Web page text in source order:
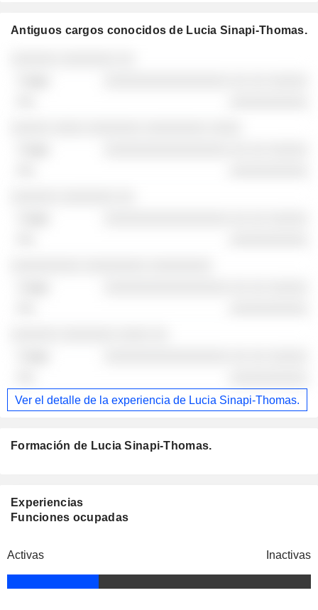
Antiguos cargos conocidos de Lucia Sinapi-Thomas.
Ver el detalle de la experiencia de Lucia Sinapi-Thomas.
Formación de Lucia Sinapi-Thomas.
Experiencias
Funciones ocupadas
Activas Inactivas